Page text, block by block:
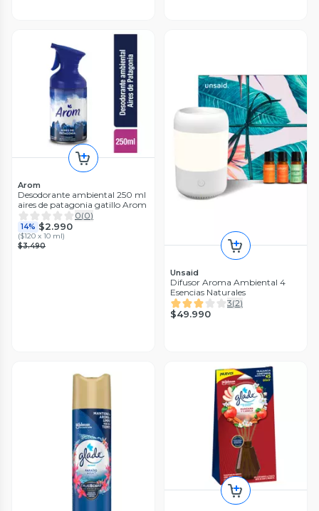
Arom
Desodorante ambiental 250 ml
aires de patagonia gatillo Arom
0(0)
14% $2.990
($120 x 10 ml)
$3.490
Unsaid
Difusor Aroma Ambiental 4
Esencias Naturales
3(2)
$49.990